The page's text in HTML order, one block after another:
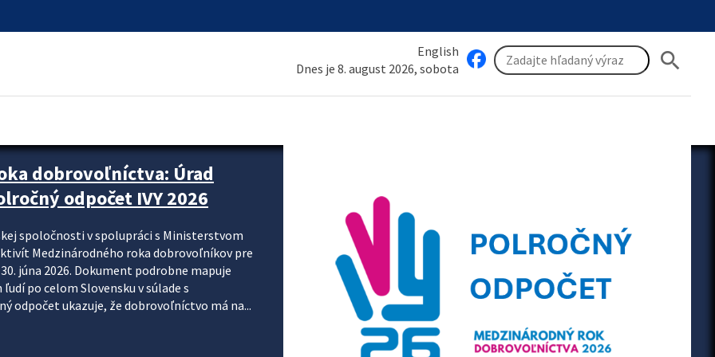
English
Dnes je 8. august 2026, sobota
search
krok za krokom
systému DPH a digitalizácie fakturačných
k tomu, aby sa elektronická faktúra stala
je priniesť jednoduchšie, rýchlejšie a
údajov, znížiť riziko chýb a podporiť
preto nepredstavuje...